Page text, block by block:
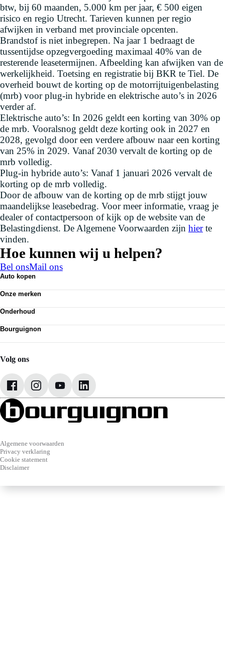
btw, bij 60 maanden, 5.000 km per jaar, € 500 eigen
risico en regio Utrecht. Tarieven kunnen per regio
afwijken in verband met provinciale opcenten.
Brandstof is niet inbegrepen. Na jaar 1 bedraagt de
tussentijdse opzegvergoeding maximaal 40% van de
resterende leasetermijnen. Afbeelding kan afwijken van de
werkelijkheid. Toetsing en registratie bij BKR te Tiel. De
overheid bouwt de korting op de motorrijtuigenbelasting
(mrb) voor plug-in hybride en elektrische auto’s in 2026
verder af.
Elektrische auto’s: In 2026 geldt een korting van 30% op
de mrb. Vooralsnog geldt deze korting ook in 2027 en
2028, gevolgd door een verdere afbouw naar een korting
van 25% in 2029. Vanaf 2030 vervalt de korting op de
mrb volledig.
Plug-in hybride auto’s: Vanaf 1 januari 2026 vervalt de
korting op de mrb volledig.
Door de afbouw van de korting op de mrb stijgt jouw
maandelijkse leasebedrag. Voor meer informatie, vraag je
dealer of contactpersoon of kijk op de website van de
Belastingdienst. De Algemene Voorwaarden zijn hierte
vinden.
Hoe kunnen wij u helpen?
Bel onsMail ons
Auto kopen
Occasions
Elektrisch
Classics
Alle voorraad
Onze merken
Audi
Skoda
Cupra
ABT
Onderhoud
Airco
Bourguignon
Onze mensen
Volg ons
Algemene voorwaarden
Privacy verklaring
Cookie statement
Disclaimer